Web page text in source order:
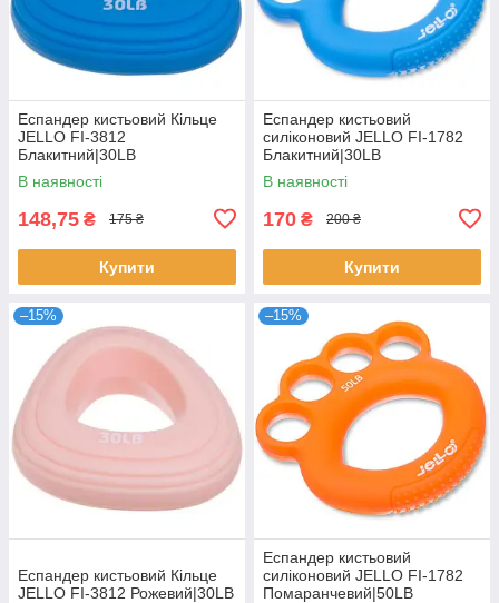
Еспандер кистьовий Кільце
JELLO FI-3812
Блакитний|30LB
В наявності
148,75 ₴ 175 ₴
Купити
Еспандер кистьовий
силіконовий JELLO FI-1782
Блакитний|30LB
В наявності
170 ₴ 200 ₴
Купити
–15%
Еспандер кистьовий Кільце
JELLO FI-3812 Рожевий|30LB
–15%
Еспандер кистьовий
силіконовий JELLO FI-1782
Помаранчевий|50LB